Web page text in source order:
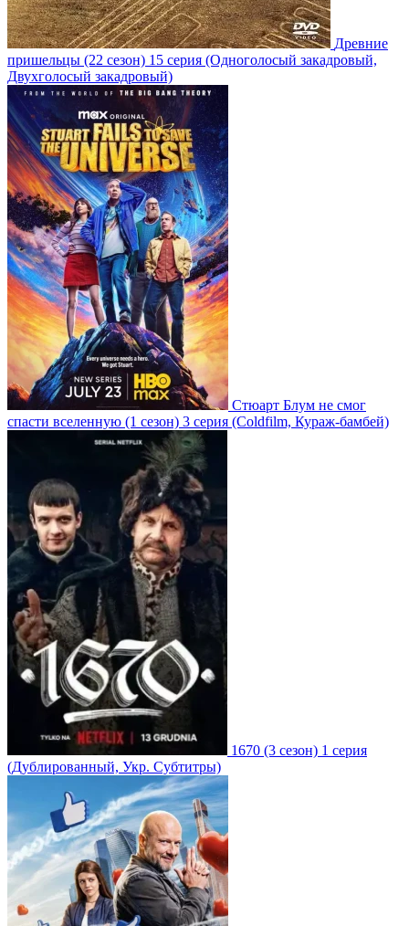
Древние
пришельцы (22 сезон) 15 серия (Одноголосый закадровый,
Двухголосый закадровый)
Стюарт Блум не смог
спасти вселенную (1 сезон) 3 серия (Coldfilm, Кураж-бамбей)
1670 (3 сезон) 1 серия
(Дублированный, Укр. Субтитры)